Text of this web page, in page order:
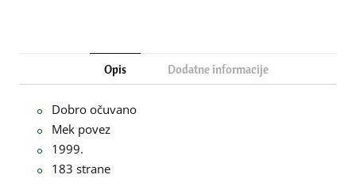
Opis Dodatne informacije
Dobro očuvano
Mek povez
1999.
183 strane